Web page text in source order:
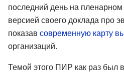
последний день на
версией своего доклада про
показав современную карту
организаций.
Темой этого ПИР как раз был